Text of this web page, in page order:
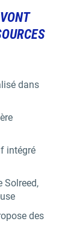
dans
intégré
Solreed,
des